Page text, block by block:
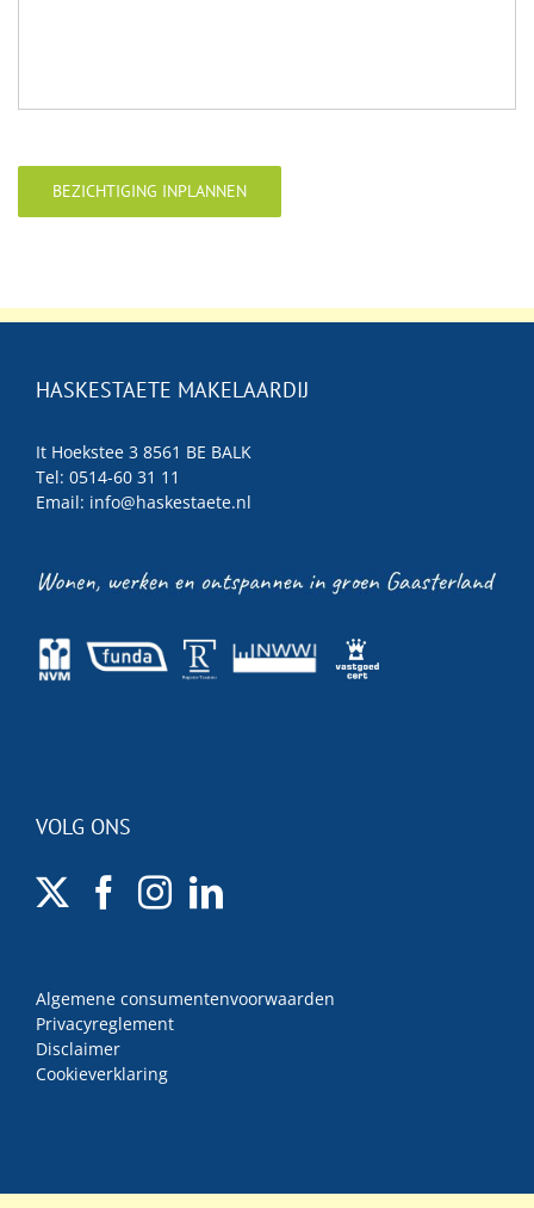
BEZICHTIGING INPLANNEN
HASKESTAETE MAKELAARDIJ
It Hoekstee 3 8561 BE BALK
Tel: 0514-60 31 11
Email: info@haskestaete.nl
VOLG ONS
Algemene consumentenvoorwaarden
Privacyreglement
Disclaimer
Cookieverklaring